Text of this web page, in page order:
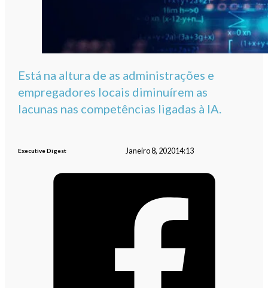
Está na altura de as administrações e
empregadores locais diminuírem as
lacunas nas competências ligadas à IA.
Executive Digest Janeiro 8, 202014:13